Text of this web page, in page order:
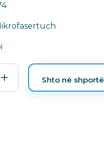
Shto në shportë